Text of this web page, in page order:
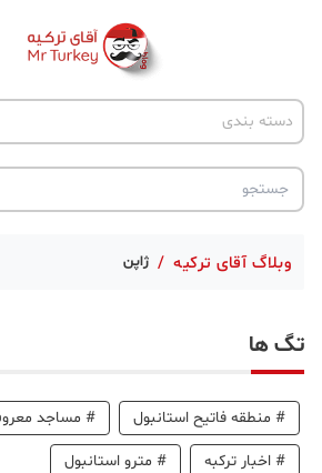
دسته بندی
اخبار ترکیه
پروژه ها
تحصیل در ترکیه
ترکیه گردی
حقوقی
دکوراسیون
وبلاگ آقای ترکیه / ژاپن
تگ ها
# منطقه فاتیح استانبول # مساجد
# اخبار ترکبه # مترو استانبول